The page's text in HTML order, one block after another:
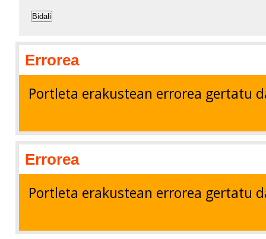
Bidali
Errorea
Portleta erakustean errorea gertatu
Errorea
Portleta erakustean errorea gertatu